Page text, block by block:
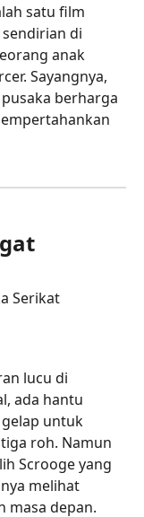
satu film
di
anak
Sayangnya,
berharga
Serikat
lucu di
ada hantu
untuk
roh. Namun
Scrooge yang
melihat
masa depan.